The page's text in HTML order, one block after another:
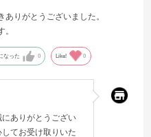
りがとうございました。
なった 0 Like! 0
ありがとうござい
てお受け取りいた